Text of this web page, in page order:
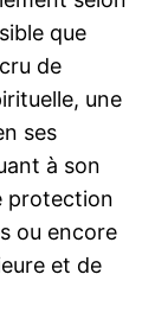
que
de
une
ses
à son
protection
ou encore
et de